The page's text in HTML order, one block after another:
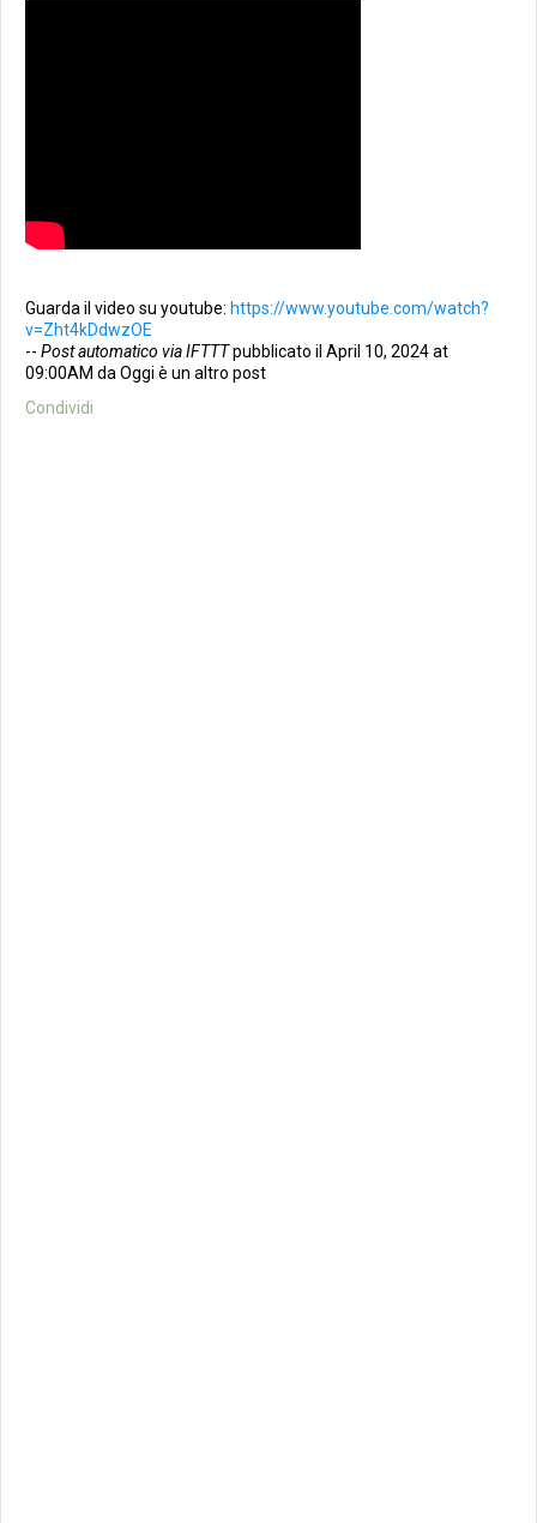
Guarda il video su youtube: https://www.youtube.com/watch?
v=Zht4kDdwzOE
-- Post automatico via IFTTTpubblicato il April 10, 2024 at
09:00AM da Oggi è un altro post
Condividi